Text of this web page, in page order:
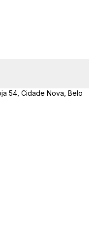
54, Cidade Nova, Belo